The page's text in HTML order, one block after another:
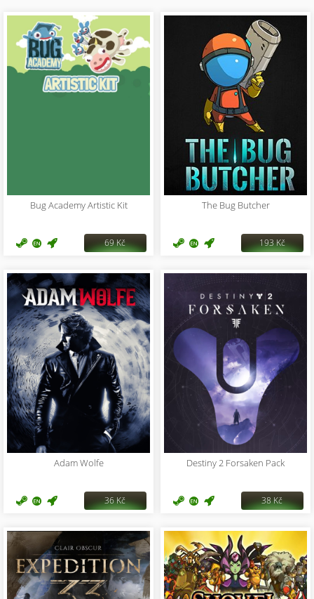
Bug Academy Artistic Kit
69 Kč
The Bug Butcher
193 Kč
Adam Wolfe
36 Kč
Destiny 2 Forsaken Pack
38 Kč